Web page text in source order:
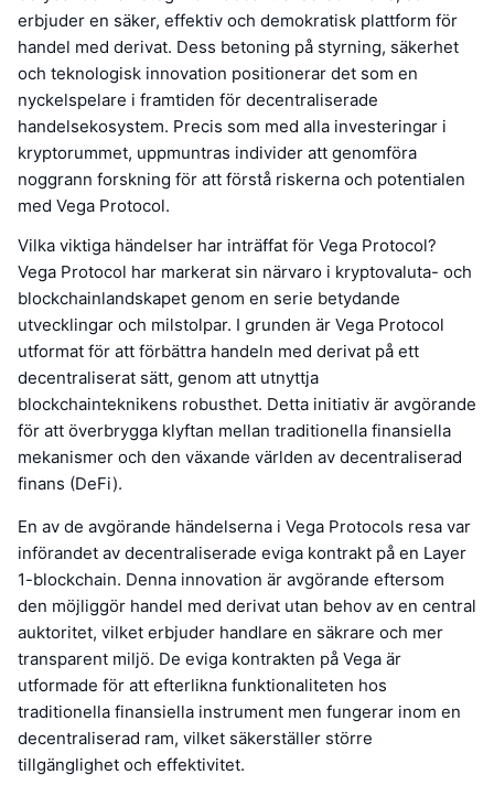
erbjuder en säker, effektiv och demokratisk plattform för
handel med derivat. Dess betoning på styrning, säkerhet
och teknologisk innovation positionerar det som en
nyckelspelare i framtiden för decentraliserade
handelsekosystem. Precis som med alla investeringar i
kryptorummet, uppmuntras individer att genomföra
noggrann forskning för att förstå riskerna och potentialen
med Vega Protocol.
Vilka viktiga händelser har inträffat för Vega Protocol?
Vega Protocol har markerat sin närvaro i kryptovaluta- och
blockchainlandskapet genom en serie betydande
utvecklingar och milstolpar. I grunden är Vega Protocol
utformat för att förbättra handeln med derivat på ett
decentraliserat sätt, genom att utnyttja
blockchainteknikens robusthet. Detta initiativ är avgörande
för att överbrygga klyftan mellan traditionella finansiella
mekanismer och den växande världen av decentraliserad
finans (DeFi).
En av de avgörande händelserna i Vega Protocols resa var
införandet av decentraliserade eviga kontrakt på en Layer
1-blockchain. Denna innovation är avgörande eftersom
den möjliggör handel med derivat utan behov av en central
auktoritet, vilket erbjuder handlare en säkrare och mer
transparent miljö. De eviga kontrakten på Vega är
utformade för att efterlikna funktionaliteten hos
traditionella finansiella instrument men fungerar inom en
decentraliserad ram, vilket säkerställer större
tillgänglighet och effektivitet.